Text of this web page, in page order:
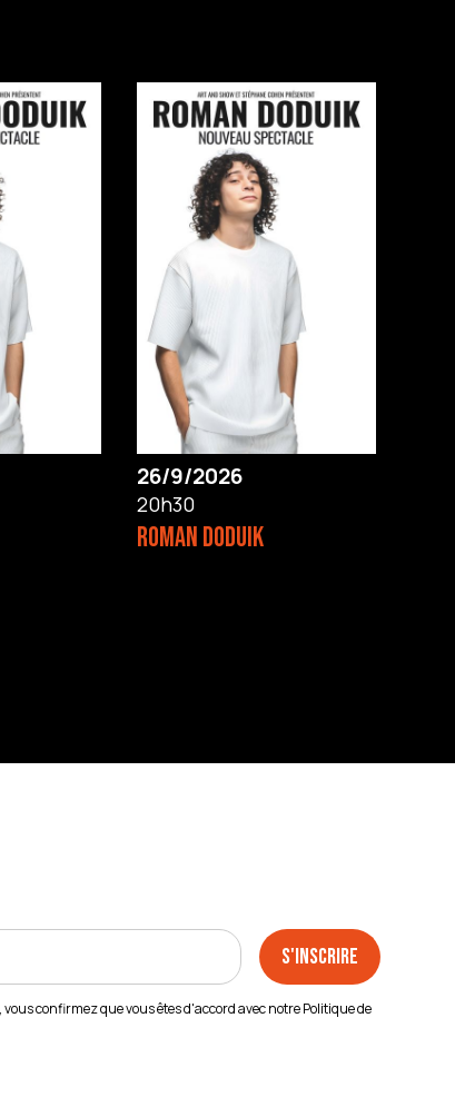
26/9/2026
20h30
ROMAN DODUIK
confirmez que vous êtes d'accord avec notrePolitique de